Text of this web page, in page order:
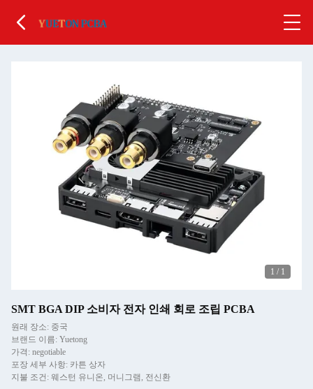
1 / 1
SMT BGA DIP 소비자 전자 인쇄 회로 조립 PCBA
원래 장소: 중국
브랜드 이름: Yuetong
가격: negotiable
포장 세부 사항: 카튼 상자
지불 조건: 웨스턴 유니온, 머니그램, 전신환